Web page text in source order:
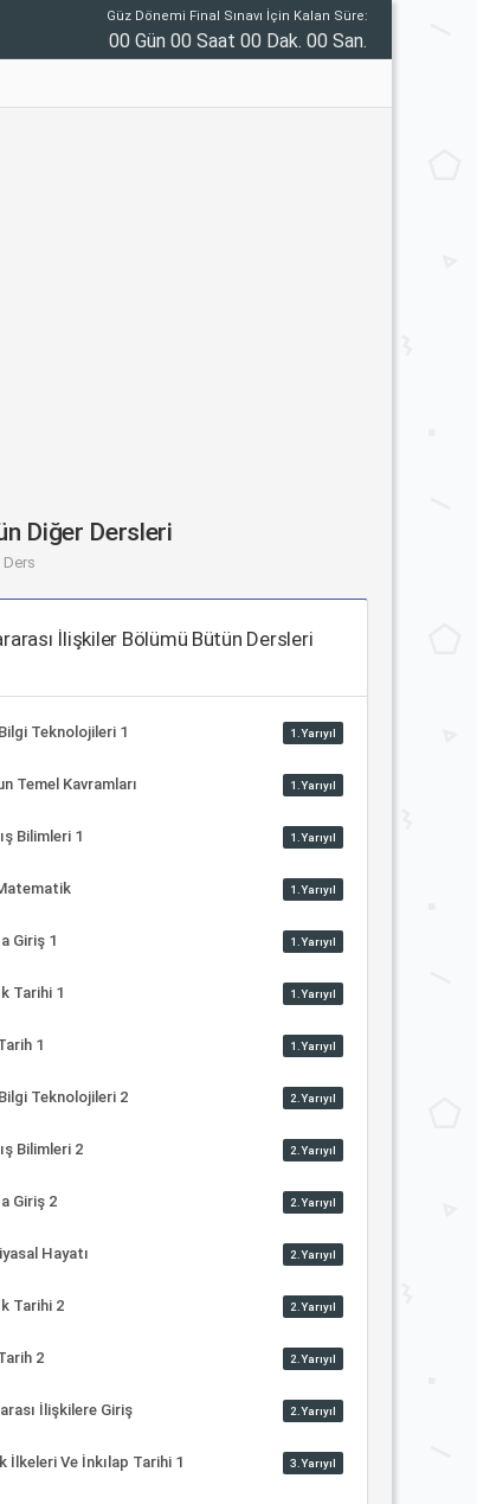
Güz Dönemi Final Sınavı İçin Kalan Süre:
00 Gün 00 Saat 00 Dak. 00 San.
Diğer Dersleri
İlişkiler Bölümü Bütün Dersleri
Teknolojileri 1 1.Yarıyıl
Temel Kavramları 1.Yarıyıl
Bilimleri 1 1.Yarıyıl
1.Yarıyıl
Giriş 1 1.Yarıyıl
Tarihi 1 1.Yarıyıl
1 1.Yarıyıl
Teknolojileri 2 2.Yarıyıl
Bilimleri 2 2.Yarıyıl
Giriş 2 2.Yarıyıl
Hayatı 2.Yarıyıl
Tarihi 2 2.Yarıyıl
2 2.Yarıyıl
İlişkilere Giriş 2.Yarıyıl
İlkeleri Ve İnkılap Tarihi 1 3.Yarıyıl